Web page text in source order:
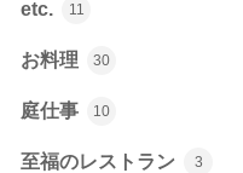
etc. 11
お料理 30
庭仕事 10
至福のレストラン 3